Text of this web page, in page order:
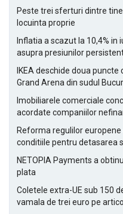
Peste trei sferturi dintre
locuinta proprie
Inflatia a scazut la 10,4%
asupra presiunilor
IKEA deschide doua
Grand Arena din sudul
Imobiliarele comerciale
acordate companiilor
Reforma regulilor
conditiile pentru detasarea
NETOPIA Payments a
plata
Coletele extra-UE sub 150
vamala de trei euro pe